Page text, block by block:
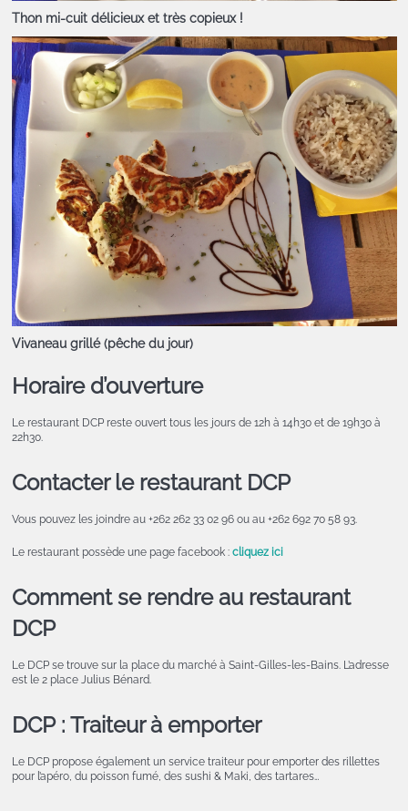
Thon mi-cuit délicieux et très copieux !
Vivaneau grillé (pêche du jour)
Horaire d’ouverture
Le restaurant DCP reste ouvert tous les jours de 12h à 14h30 et de 19h30 à
22h30.
Contacter le restaurant DCP
Vous pouvez les joindre au +262 262 33 02 96 ou au +262 692 70 58 93.
Le restaurant possède une page facebook : cliquez ici
Comment se rendre au restaurant
DCP
Le DCP se trouve sur la place du marché à Saint-Gilles-les-Bains. L’adresse
est le 2 place Julius Bénard.
DCP : Traiteur à emporter
Le DCP propose également un service traiteur pour emporter des rillettes
pour l’apéro, du poisson fumé, des sushi & Maki, des tartares…